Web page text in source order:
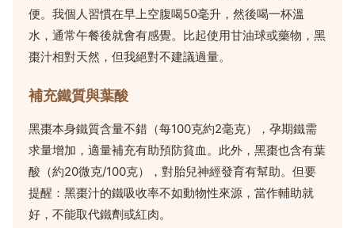
便。我個人習慣在早上空腹喝50毫升，然後喝一杯溫
水，通常午餐後就會有感覺。比起使用甘油球或藥物，黑
棗汁相對天然，但我絕對不建議過量。
補充鐵質與葉酸
黑棗本身鐵質含量不錯（每100克約2毫克），孕期鐵需
求量增加，適量補充有助預防貧血。此外，黑棗也含有葉
酸（約20微克/100克），對胎兒神經發育有幫助。但要
提醒：黑棗汁的鐵吸收率不如動物性來源，當作輔助就
好，不能取代鐵劑或紅肉。